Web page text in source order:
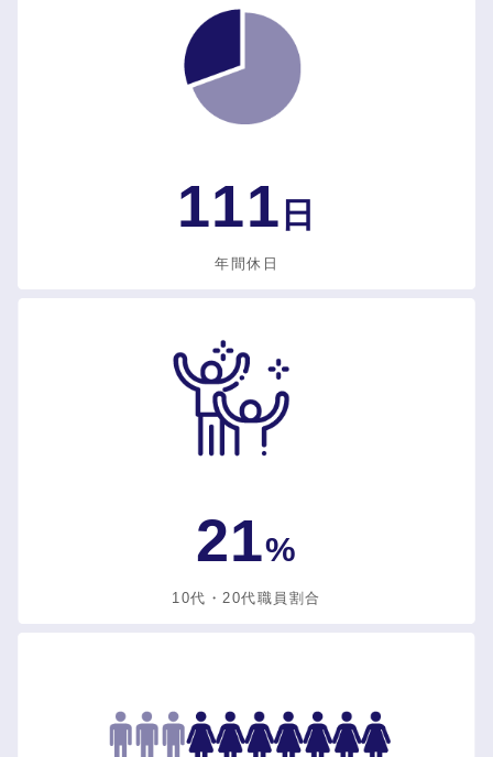
111 日
年間休日
21%
10代・20代職員割合